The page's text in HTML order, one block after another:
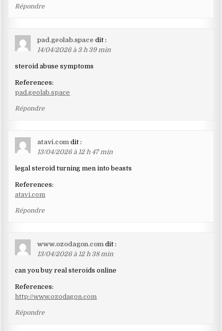
Répondre
pad.geolab.space dit :
14/04/2026 à 3 h 39 min
steroid abuse symptoms
References:
pad.geolab.space
Répondre
atavi.com dit :
13/04/2026 à 12 h 47 min
legal steroid turning men into beasts
References:
atavi.com
Répondre
www.ozodagon.com dit :
13/04/2026 à 12 h 38 min
can you buy real steroids online
References:
http://www.ozodagon.com
Répondre